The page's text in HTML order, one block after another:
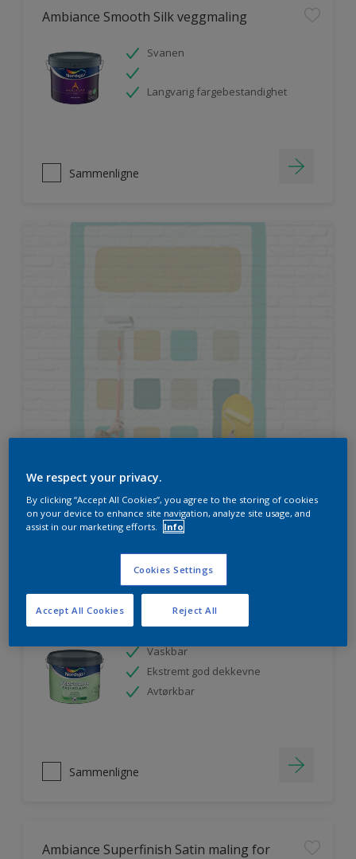
Ambiance Smooth Silk veggmaling
Svanen
Langvarig fargebestandighet
Sammenligne
Prøv produktkalkulatoren
Nordsjö Perform+ Easy2Clean
interiørmaling
Vaskbar
Ekstremt god dekkevne
Avtørkbar
Sammenligne
Ambiance Superfinish Satin maling for
We respect your privacy.
By clicking “Accept All Cookies”, you agree to the storing of cookies
on your device to enhance site navigation, analyze site usage, and
assist in our marketing efforts.
Info
Cookies Settings
Reject All
Accept All Cookies